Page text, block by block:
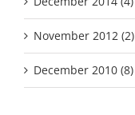
November 2012 (2)
December 2010 (8)